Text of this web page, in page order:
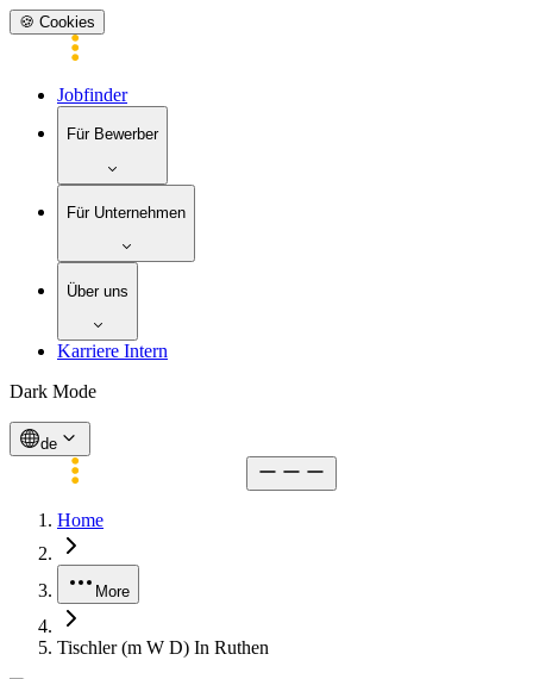
🍪 Cookies
Jobfinder
Für Bewerber
Für Unternehmen
Über uns
Karriere Intern
Dark Mode
de
Home
More
Tischler (m W D) In Ruthen